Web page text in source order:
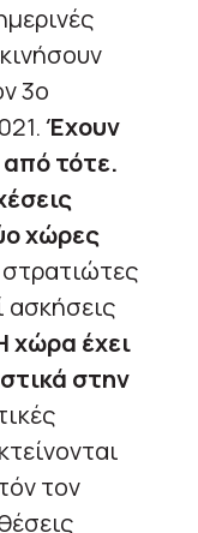
3ο
Έχουν
από τότε.
χώρες
ασκήσεις
χώρα έχει
στην
τον